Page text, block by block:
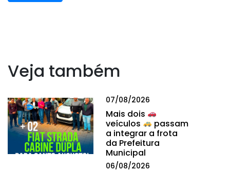
Veja também
07/08/2026
Mais dois
veículos
passam
a integrar a frota
da Prefeitura
Municipal
06/08/2026